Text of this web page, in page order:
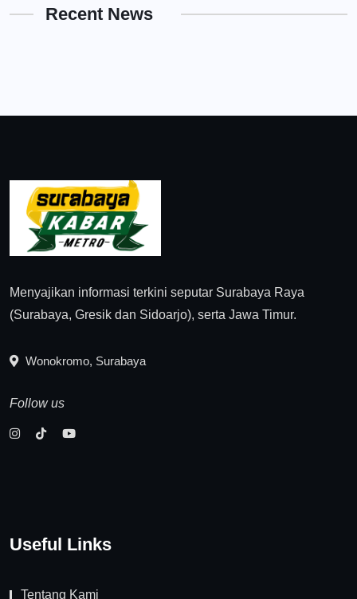
Recent News
Menyajikan informasi terkini seputar Surabaya Raya
(Surabaya, Gresik dan Sidoarjo), serta Jawa Timur.
Wonokromo, Surabaya
Follow us
Useful Links
Tentang Kami